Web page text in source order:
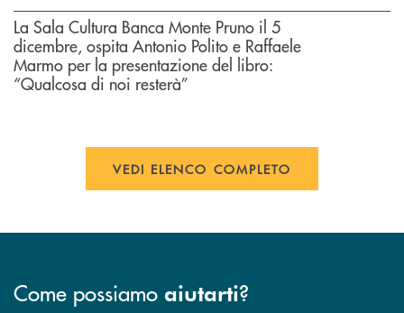
La Sala Cultura Banca Monte Pruno il 5
dicembre, ospita Antonio Polito e Raffaele
Marmo per la presentazione del libro:
“Qualcosa di noi resterà”
VEDI ELENCO COMPLETO
Come possiamo aiutarti?